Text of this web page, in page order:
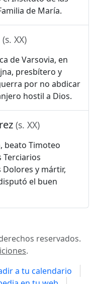
de María.
(s. XX)
de Varsovia, en
presbítero y
por no abdicar
hostil a Dios.
(s. XX)
beato Timoteo
Terciarios
Dolores y mártir,
el buen
reservados.
.
a tu calendario